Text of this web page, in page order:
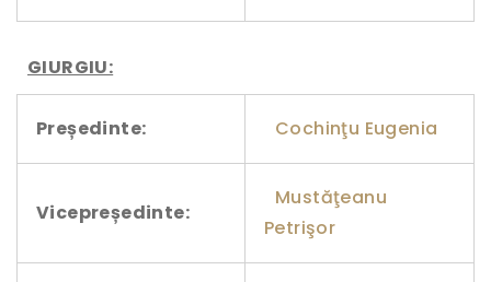
GIURGIU:
Președinte: Cochinţu Eugenia
Vicepreședinte:
Mustăţeanu
Petrişor